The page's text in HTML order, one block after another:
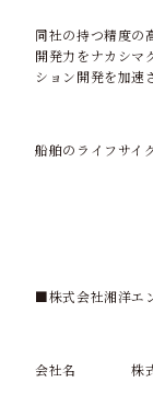
同社の持つ精度の
開発力をナカシマ
ション開発を加速
船舶のライフサイ
■株式会社湘洋エ
会社名 株